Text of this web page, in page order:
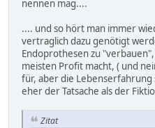
nennen mag....
.... und so hört man immer
vertraglich dazu genötigt
Endoprothesen zu
meisten Profit macht, ( und
für, aber die Lebenserfahrung
eher der Tatsache als der
Zitat